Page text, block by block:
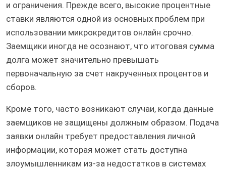
и ограничения. Прежде всего, высокие процентные
ставки являются одной из основных проблем при
использовании микрокредитов онлайн срочно.
Заемщики иногда не осознают, что итоговая сумма
долга может значительно превышать
первоначальную за счет накрученных процентов и
сборов.
Кроме того, часто возникают случаи, когда данные
заемщиков не защищены должным образом. Подача
заявки онлайн требует предоставления личной
информации, которая может стать доступна
злоумышленникам из-за недостатков в системах